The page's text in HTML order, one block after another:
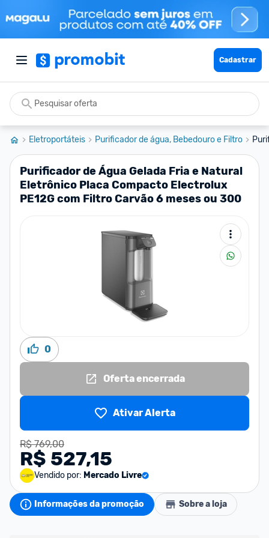
Cadastrar
Eletroportáteis Purificador de água, Bebedouro e Filtro
Purificador de Água Gelada Fria e Natural
Eletrônico Placa Compacto Electrolux
PE12G com Filtro Carvão 6 meses ou 300
0
Oferta encerrada
Ativar Alerta
R$ 769,00
R$ 527,15
Vendido por: Mercado Livre
Informações da promoção Sobre a loja